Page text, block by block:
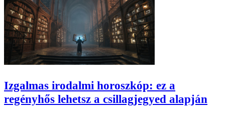
Izgalmas irodalmi horoszkóp: ez a
regényhős lehetsz a csillagjegyed alapján